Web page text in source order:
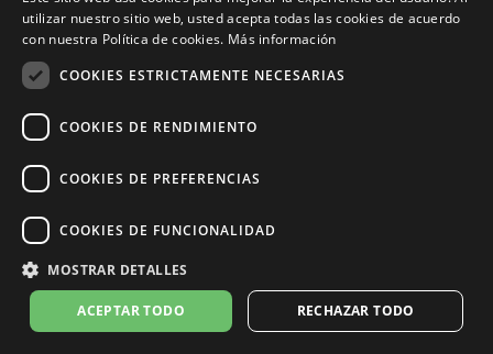
Ich bin sehr zufrieden.
07 may. 2024
Miele
Ottimo sound e esteticamente bella la consiglio
29 dic. 2023
ITALIAN
utilizar nuestro sitio web, usted acepta todas las cookies de acuerdo
con nuestra Política de cookies. Más información
COOKIES ESTRICTAMENTE NECESARIAS
COOKIES DE RENDIMIENTO
COOKIES DE PREFERENCIAS
COOKIES DE FUNCIONALIDAD
MOSTRAR DETALLES
ACEPTAR TODO RECHAZAR TODO